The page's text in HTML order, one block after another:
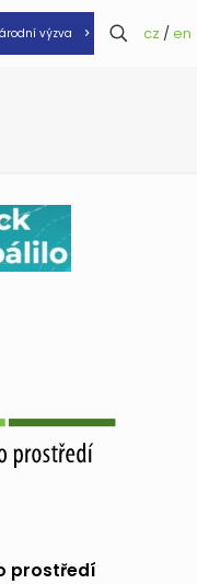
výzva cz / en
prostředí